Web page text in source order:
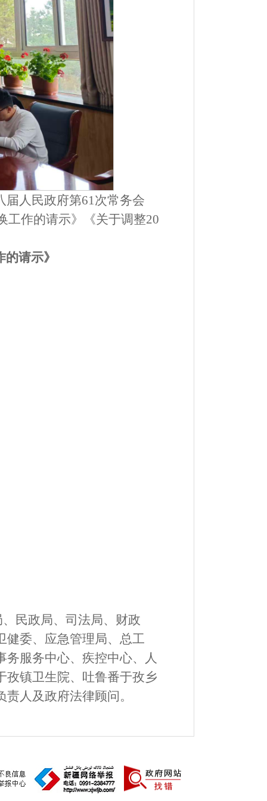
届人民政府第61次常务会
工作的请示》《关于调整20
请示》
民政局、司法局、财政
委、 应急管理局、总工
务服务中心、疾控中心、人
孜镇卫生院、吐鲁番于孜乡
人及政府法律顾问。